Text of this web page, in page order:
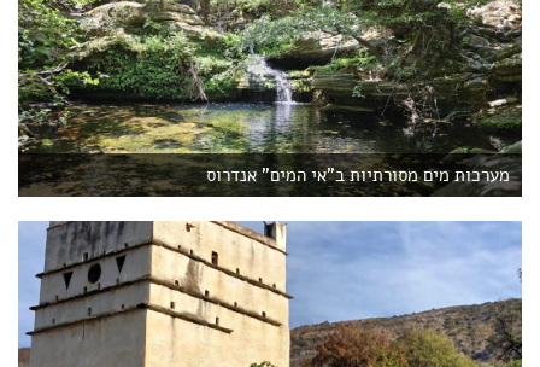
מערכות מים מסורתיות ב"אי המים" אנדרוס